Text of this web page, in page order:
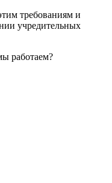
требованиям и
учредительных
работаем?